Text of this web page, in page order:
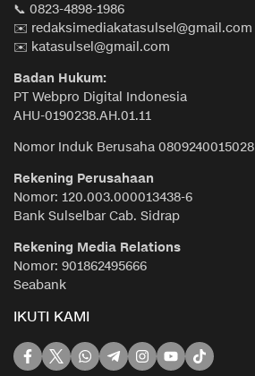
📞 0823-4898-1986
✉️ redaksimediakatasulsel@gmail.com
✉️ katasulsel@gmail.com
Badan Hukum:
PT Webpro Digital Indonesia
AHU-0190238.AH.01.11
Nomor Induk Berusaha 0809240015028
Rekening Perusahaan
Nomor: 120.003.000013438-6
Bank Sulselbar Cab. Sidrap
Rekening Media Relations
Nomor: 901862495666
Seabank
IKUTI KAMI